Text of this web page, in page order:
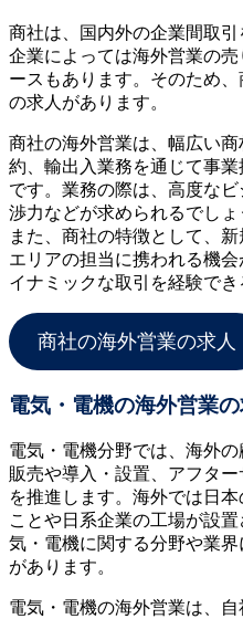
商社は、国内外の企業間取引
企業によっては海外営業の
ースもあります。そのため
の求人があります。
商社の海外営業は、幅広い
約、輸出入業務を通じて事
です。業務の際は、高度な
渉力などが求められるでしょ
また、商社の特徴として、
エリアの担当に携われる機
イナミックな取引を経験でき
商社の海外営業の求人
電気・電機の海外営業の
電気・電機分野では、海外
販売や導入・設置、アフタ
を推進します。海外では日
ことや日系企業の工場が設
気・電機に関する分野や業
があります。
電気・電機の海外営業は、